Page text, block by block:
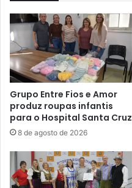
Grupo Entre Fios e Amor
produz roupas infantis
para o Hospital Santa Cruz
8 de agosto de 2026